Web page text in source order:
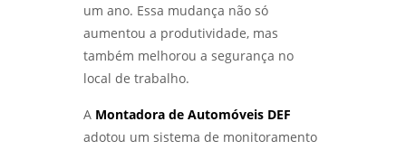
um ano. Essa mudança não só
aumentou a produtividade, mas
também melhorou a segurança no
local de trabalho.
A Montadora de Automóveis DEF
adotou um sistema de monitoramento